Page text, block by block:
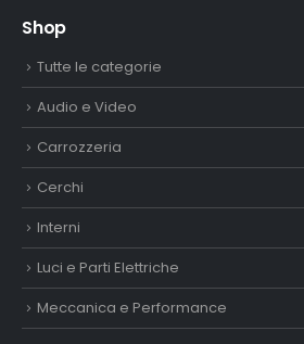
Shop
Tutte le categorie
Audio e Video
Carrozzeria
Cerchi
Interni
Luci e Parti Elettriche
Meccanica e Performance